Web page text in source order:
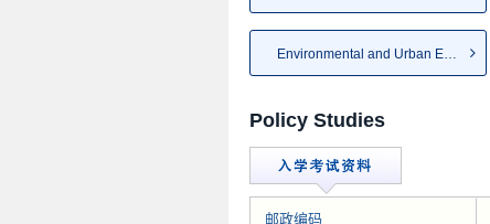
Environmental and Urban Eng...
Policy Studies
邮政编码